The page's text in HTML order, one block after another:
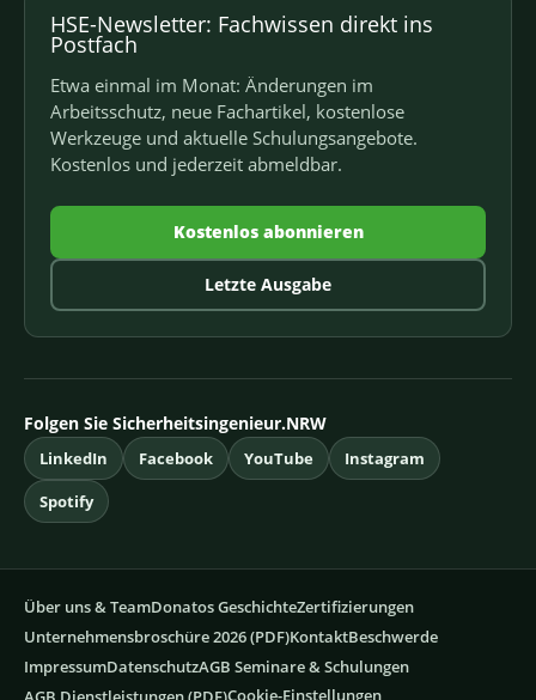
HSE-Newsletter: Fachwissen direkt ins
Postfach
Etwa einmal im Monat: Änderungen im
Arbeitsschutz, neue Fachartikel, kostenlose
Werkzeuge und aktuelle Schulungsangebote.
Kostenlos und jederzeit abmeldbar.
Kostenlos abonnieren
Letzte Ausgabe
Folgen Sie Sicherheitsingenieur.NRW
LinkedIn Facebook YouTube
Instagram
Spotify
Über uns & TeamDonatos GeschichteZertifizierungen
Unternehmensbroschüre 2026 (PDF)KontaktBeschwerde
ImpressumDatenschutzAGB Seminare & Schulungen
Cookie-Einstellungen